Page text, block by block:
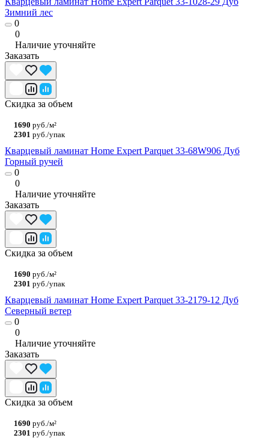
Зимний лес
0
0
Наличие уточняйте
Заказать
Скидка за объем
1690 руб./м²
2301 руб./упак
Кварцевый ламинат Home Expert Parquet 33-68W906 Дуб
Горный ручей
0
0
Наличие уточняйте
Заказать
Скидка за объем
1690 руб./м²
2301 руб./упак
Кварцевый ламинат Home Expert Parquet 33-2179-12 Дуб
Северный ветер
0
0
Наличие уточняйте
Заказать
Скидка за объем
1690 руб./м²
2301 руб./упак